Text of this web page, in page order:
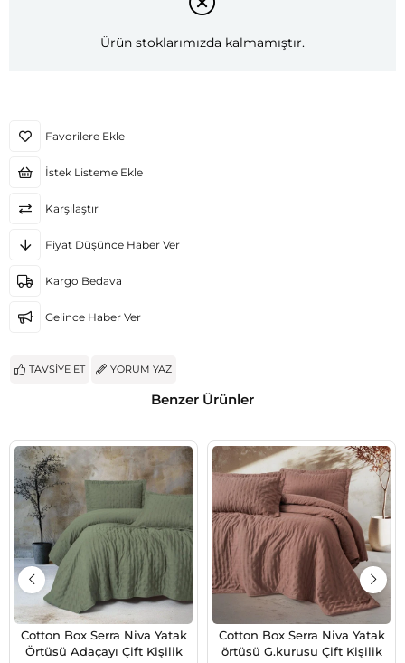
Ürün stoklarımızda kalmamıştır.
Favorilere Ekle
İstek Listeme Ekle
Karşılaştır
Fiyat Düşünce Haber Ver
Kargo Bedava
Gelince Haber Ver
TAVSIYE ET YORUM YAZ
Benzer Ürünler
Cotton Box Serra Niva Yatak
Örtüsü Adaçayı Çift Kişilik
Cotton Box Serra Niva Yatak
örtüsü G.kurusu Çift Kişilik